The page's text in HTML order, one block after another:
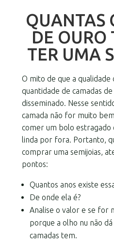
QUANTAS
DE OURO
TER UMA
O mito de que a qualidade
quantidade de camadas
disseminado. Nesse
camada não for muito
comer um bolo estragado
linda por fora. Portanto,
comprar uma semijoias,
pontos:
Quantos anos existe
De onde ela é?
Analise o valor e se for
porque a olho nu não
camadas tem.